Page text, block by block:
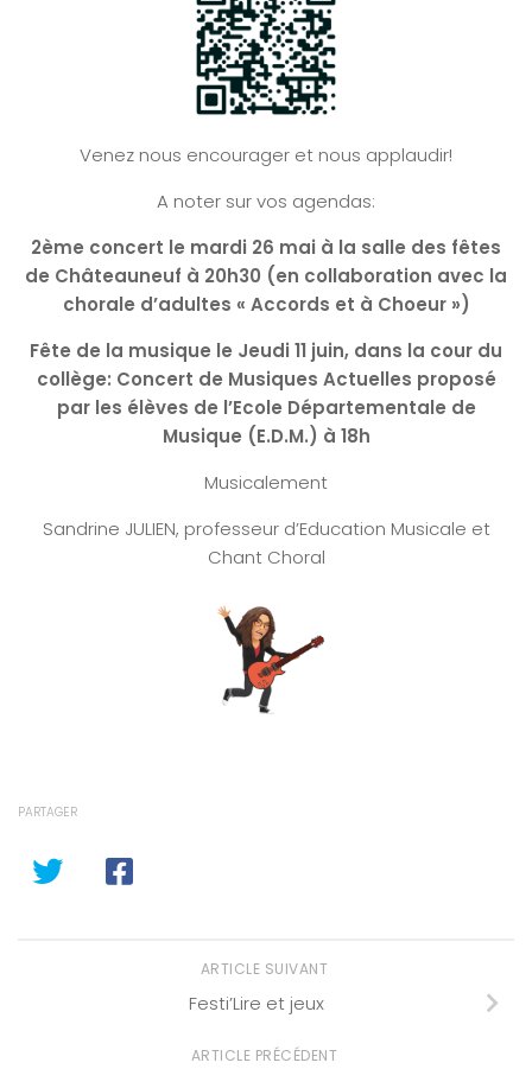
Venez nous encourager et nous applaudir!
A noter sur vos agendas:
2ème concert le mardi 26 mai à la salle des fêtes
de Châteauneuf à 20h30 (en collaboration avec la
chorale d’adultes « Accords et à Choeur »)
Fête de la musique le Jeudi 11 juin, dans la cour du
collège: Concert de Musiques Actuelles proposé
par les élèves de l’Ecole Départementale de
Musique (E.D.M.) à 18h
Musicalement
Sandrine JULIEN, professeur d’Education Musicale et
Chant Choral
PARTAGER
ARTICLE SUIVANT
Festi’Lire et jeux
ARTICLE PRÉCÉDENT